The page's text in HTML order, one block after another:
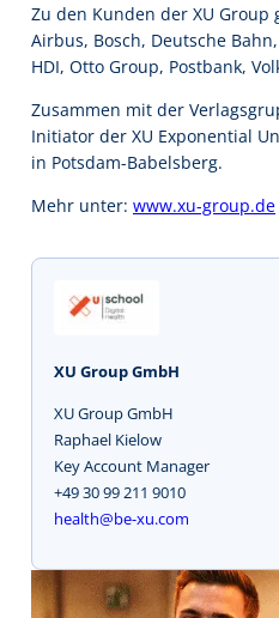
Zu den Kunden der XU Group
Airbus, Bosch, Deutsche
HDI, Otto Group, Postbank,
Zusammen mit der
Initiator der XU Exponential
in Potsdam-Babelsberg.
Mehr unter: www.xu-group.de
XU Group GmbH
XU Group GmbH
Raphael Kielow
Key Account Manager
+49 30 99 211 9010
health@be-xu.com